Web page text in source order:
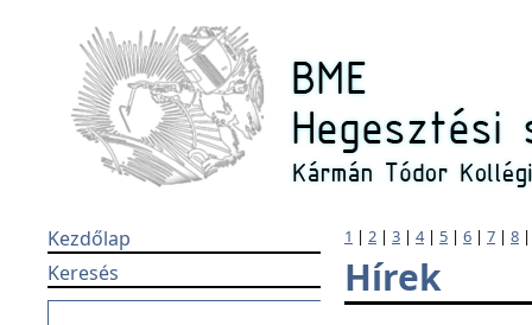
Kezdőlap
Keresés
1 | 2 | 3 | 4| 5 | 6 | 7 | 8
Hírek